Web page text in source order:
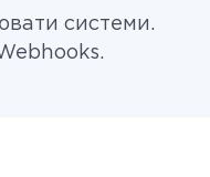
системи.